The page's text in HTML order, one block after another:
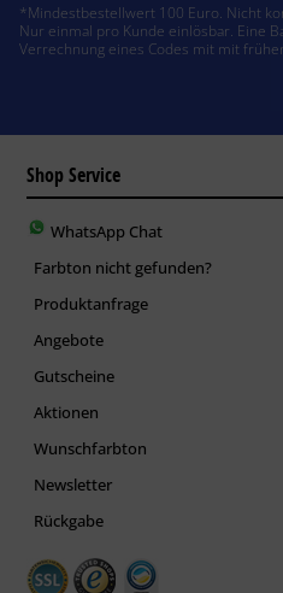
*Mindestbestellwert 100 Euro. Nicht
Nur einmal pro Kunde einlösbar. Eine
Verrechnung eines Codes mit mit
Shop Service
WhatsApp Chat
Farbton nicht gefunden?
Produktanfrage
Angebote
Gutscheine
Aktionen
Wunschfarbton
Newsletter
Rückgabe